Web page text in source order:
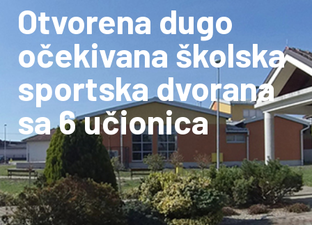
Otvorena dugo
očekivana školska
sportska dvorana
sa 6 učionica